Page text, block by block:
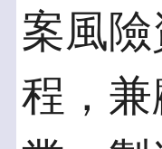
案風
程，